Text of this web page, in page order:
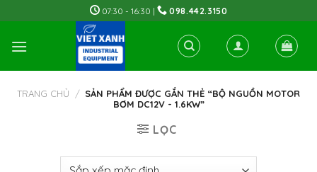
to
content
07:30 - 16:30 | 098.442.3150
TRANG CHỦ / SẢN PHẨM ĐƯỢC GẮN THẺ “BỘ NGUỒN MOTOR
BƠM DC12V - 1.6KW”
LỌC